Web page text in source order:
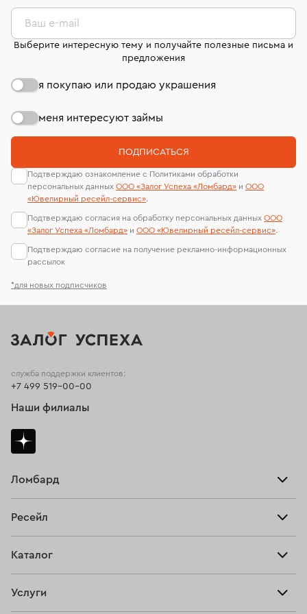
комиссионных украшений и часов смотрите на
странице«Возврат украшений»
лабораторий
*для новых подписчиков
Ваш e-mail
Выберите интересную тему и получайте полезные письма и
предложения
я покупаю или продаю украшения
меня интересуют займы
ПОДПИСАТЬСЯ
Подтверждаю ознакомление с Политиками обработки
персональных данных ООО «Залог Успеха «Ломбард» и ООО
«Ювелирный ресейл-сервиc».
Подтверждаю согласия на обработку персональных данных ООО
«Залог Успеха «Ломбард» и ООО «Ювелирный ресейл-сервиc».
Подтверждаю согласие на получение рекламно-информационных
рассылок
Ломбард
Тарифы
Ресейл
Купить
Каталог
Услуги
служба поддержки клиентов:
+7 499 519-00-00
Наши филиалы